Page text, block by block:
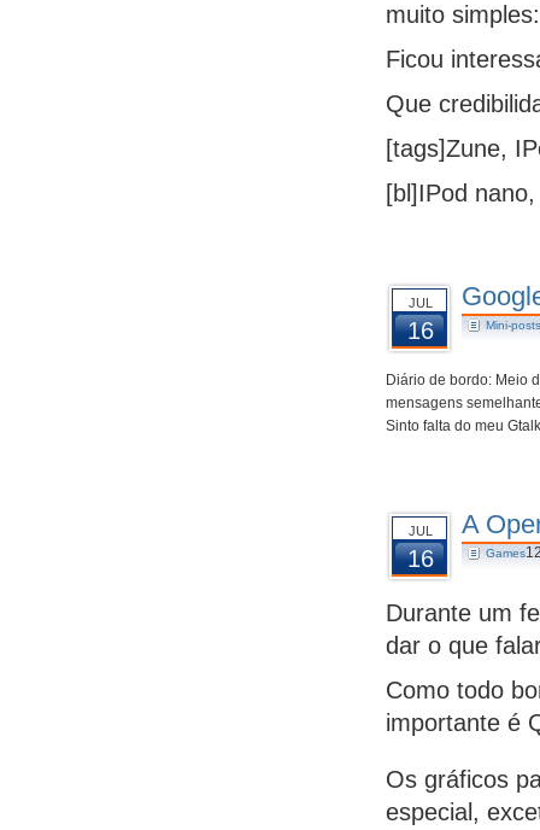
muito
Ficou
Que
[tags]Zune,
[bl]IPod
JUL
16 Mini-posts
Diário de bordo: Meio
mensagens
Sinto falta do meu
JUL
16
A
Games
Durante um
dar o que
Como todo
importante é
Os gráficos
especial,